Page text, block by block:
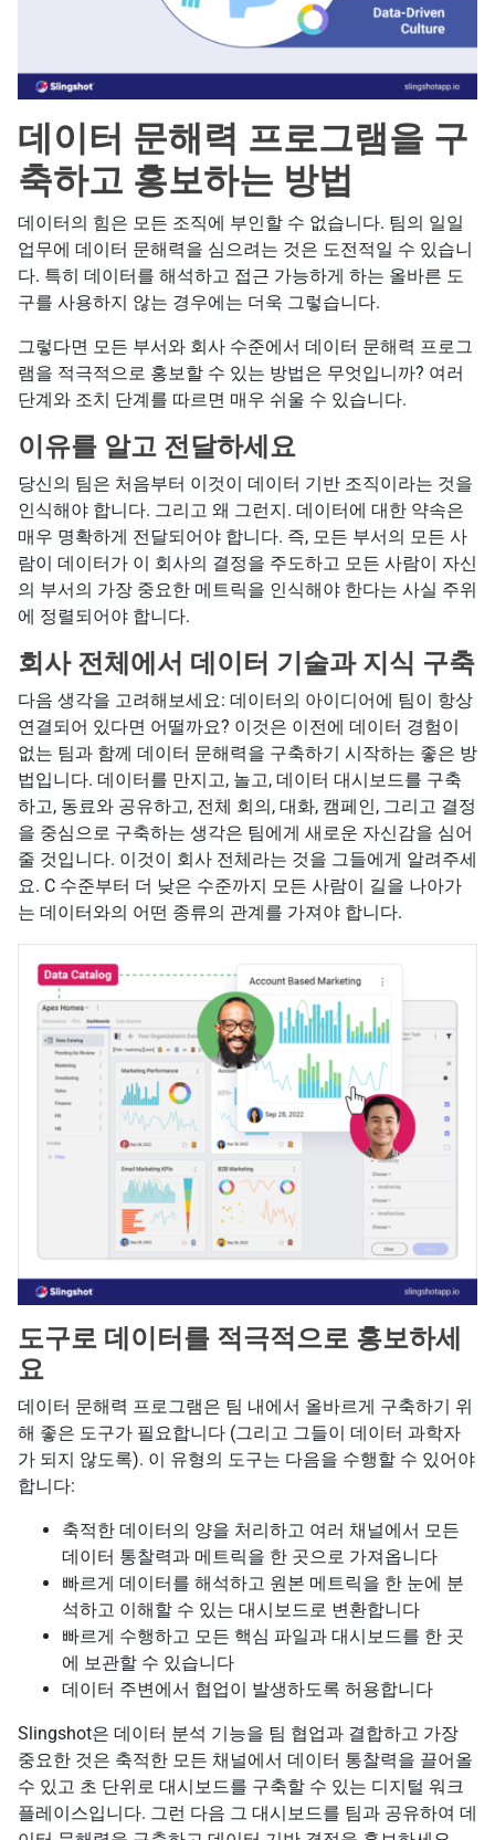
데이터 문해력 프로그램을 구
축하고 홍보하는 방법
데이터의 힘은 모든 조직에 부인할 수 없습니다. 팀의 일일
업무에 데이터 문해력을 심으려는 것은 도전적일 수 있습니
다. 특히 데이터를 해석하고 접근 가능하게 하는 올바른 도
구를 사용하지 않는 경우에는 더욱 그렇습니다.
그렇다면 모든 부서와 회사 수준에서 데이터 문해력 프로그
램을 적극적으로 홍보할 수 있는 방법은 무엇입니까? 여러
단계와 조치 단계를 따르면 매우 쉬울 수 있습니다.
이유를 알고 전달하세요
당신의 팀은 처음부터 이것이 데이터 기반 조직이라는 것을
인식해야 합니다. 그리고 왜 그런지. 데이터에 대한 약속은
매우 명확하게 전달되어야 합니다. 즉, 모든 부서의 모든 사
람이 데이터가 이 회사의 결정을 주도하고 모든 사람이 자신
의 부서의 가장 중요한 메트릭을 인식해야 한다는 사실 주위
에 정렬되어야 합니다.
회사 전체에서 데이터 기술과 지식 구축
다음 생각을 고려해보세요: 데이터의 아이디어에 팀이 항상
연결되어 있다면 어떨까요? 이것은 이전에 데이터 경험이
없는 팀과 함께 데이터 문해력을 구축하기 시작하는 좋은 방
법입니다. 데이터를 만지고, 놀고, 데이터 대시보드를 구축
하고, 동료와 공유하고, 전체 회의, 대화, 캠페인, 그리고 결정
을 중심으로 구축하는 생각은 팀에게 새로운 자신감을 심어
줄 것입니다. 이것이 회사 전체라는 것을 그들에게 알려주세
요. C 수준부터 더 낮은 수준까지 모든 사람이 길을 나아가
는 데이터와의 어떤 종류의 관계를 가져야 합니다.
도구로 데이터를 적극적으로 홍보하세
요
데이터 문해력 프로그램은 팀 내에서 올바르게 구축하기 위
해 좋은 도구가 필요합니다 (그리고 그들이 데이터 과학자
가 되지 않도록). 이 유형의 도구는 다음을 수행할 수 있어야
합니다:
축적한 데이터의 양을 처리하고 여러 채널에서 모든
데이터 통찰력과 메트릭을 한 곳으로 가져옵니다
빠르게 데이터를 해석하고 원본 메트릭을 한 눈에 분
석하고 이해할 수 있는 대시보드로 변환합니다
빠르게 수행하고 모든 핵심 파일과 대시보드를 한 곳
에 보관할 수 있습니다
데이터 주변에서 협업이 발생하도록 허용합니다
Slingshot은 데이터 분석 기능을 팀 협업과 결합하고 가장
중요한 것은 축적한 모든 채널에서 데이터 통찰력을 끌어올
수 있고 초 단위로 대시보드를 구축할 수 있는 디지털 워크
플레이스입니다. 그런 다음 그 대시보드를 팀과 공유하여 데